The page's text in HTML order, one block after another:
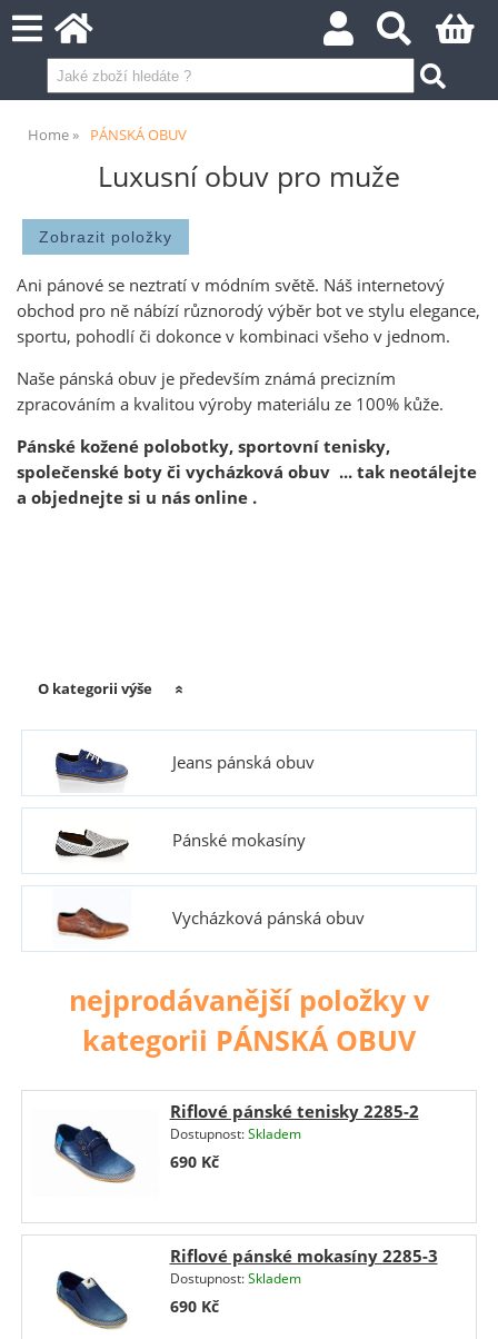
Home PÁNSKÁ OBUV
Luxusní obuv pro muže
Ani pánové se neztratí v módním světě. Náš internetový
obchod pro ně nábízí různorodý výběr bot ve stylu elegance,
sportu, pohodlí či dokonce v kombinaci všeho v jednom.
Naše pánská obuv je především známá precizním
zpracováním a kvalitou výroby materiálu ze 100% kůže.
Pánské kožené polobotky,sportovní tenisky,
společenské boty či vycházková obuv ... tak neotálejte
a objednejte si u nás online .
O kategorii výše
Jeans pánská obuv
Pánské mokasíny
Vycházková pánská obuv
nejprodávanější položky v
kategorii PÁNSKÁ OBUV
Riflové pánské tenisky 2285-2
Dostupnost:Skladem
690 Kč
Riflové pánské mokasíny 2285-3
Dostupnost:Skladem
690 Kč